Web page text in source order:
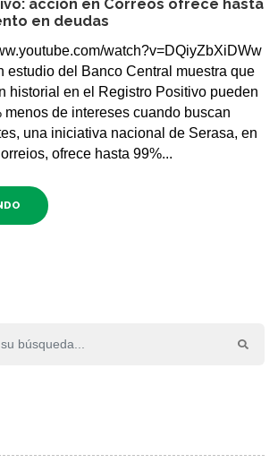
acción en Correos ofrece hasta
en deudas
watch?v=DQiyZbXiDWw
estudio del Banco Central muestra que
historial en el Registro Positivo pueden
menos de intereses cuando buscan
una iniciativa nacional de Serasa, en
ofrece hasta 99%...